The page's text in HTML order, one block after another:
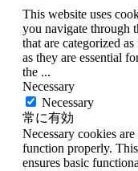
This website uses
you navigate through
that are categorized
as they are essential
the ...
Necessary
Necessary
常に有効
Necessary cookies
function properly.
ensures basic